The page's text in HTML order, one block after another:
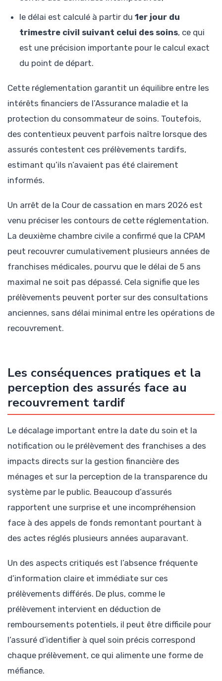
le délai est calculé à partir du 1er jour du
trimestre civil suivant celui des soins, ce qui
est une précision importante pour le calcul exact
du point de départ.
Cette réglementation garantit un équilibre entre les
intérêts financiers de l’Assurance maladie et la
protection du consommateur de soins. Toutefois,
des contentieux peuvent parfois naître lorsque des
assurés contestent ces prélèvements tardifs,
estimant qu’ils n’avaient pas été clairement
informés.
Un arrêt de la Cour de cassation en mars 2026 est
venu préciser les contours de cette réglementation.
La deuxième chambre civile a confirmé que la CPAM
peut recouvrer cumulativement plusieurs années de
franchises médicales, pourvu que le délai de 5 ans
maximal ne soit pas dépassé. Cela signifie que les
prélèvements peuvent porter sur des consultations
anciennes, sans délai minimal entre les opérations de
recouvrement.
Les conséquences pratiques et la
perception des assurés face au
recouvrement tardif
Le décalage important entre la date du soin et la
notification ou le prélèvement des franchises a des
impacts directs sur la gestion financière des
ménages et sur la perception de la transparence du
système par le public. Beaucoup d’assurés
rapportent une surprise et une incompréhension
face à des appels de fonds remontant pourtant à
des actes réglés plusieurs années auparavant.
Un des aspects critiqués est l’absence fréquente
d’information claire et immédiate sur ces
prélèvements différés. De plus, comme le
prélèvement intervient en déduction de
remboursements potentiels, il peut être difficile pour
l’assuré d’identifier à quel soin précis correspond
chaque prélèvement, ce qui alimente une forme de
méfiance.